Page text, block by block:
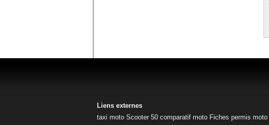
Liens externes
taxi moto Scooter 50 comparatif moto Fiches permis moto